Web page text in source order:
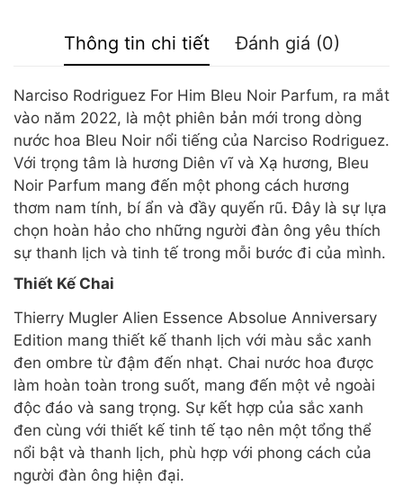
Thông tin chi tiết Đánh giá (0)
Narciso Rodriguez For Him Bleu Noir Parfum, ra mắt
vào năm 2022, là một phiên bản mới trong dòng
nước hoa Bleu Noir nổi tiếng của Narciso Rodriguez.
Với trọng tâm là hương Diên vĩ và Xạ hương, Bleu
Noir Parfum mang đến một phong cách hương
thơm nam tính, bí ẩn và đầy quyến rũ. Đây là sự lựa
chọn hoàn hảo cho những người đàn ông yêu thích
sự thanh lịch và tinh tế trong mỗi bước đi của mình.
Thiết Kế Chai
Thierry Mugler Alien Essence Absolue Anniversary
Edition mang thiết kế thanh lịch với màu sắc xanh
đen ombre từ đậm đến nhạt. Chai nước hoa được
làm hoàn toàn trong suốt, mang đến một vẻ ngoài
độc đáo và sang trọng. Sự kết hợp của sắc xanh
đen cùng với thiết kế tinh tế tạo nên một tổng thể
nổi bật và thanh lịch, phù hợp với phong cách của
người đàn ông hiện đại.